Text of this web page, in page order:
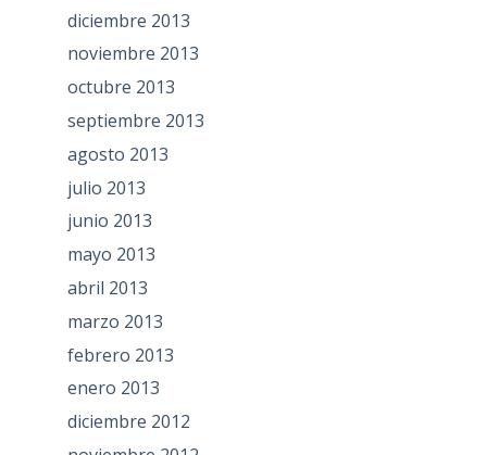
diciembre 2013
noviembre 2013
octubre 2013
septiembre 2013
agosto 2013
julio 2013
junio 2013
mayo 2013
abril 2013
marzo 2013
febrero 2013
enero 2013
diciembre 2012